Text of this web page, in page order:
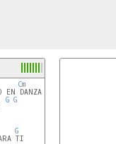
Cm
EN DANZA
G G
G
TI